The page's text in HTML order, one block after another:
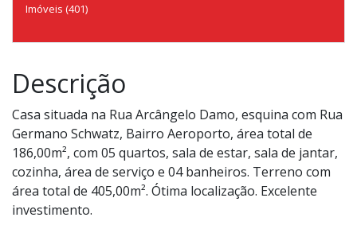
Imóveis (401)
Descrição
Casa situada na Rua Arcângelo Damo, esquina com Rua
Germano Schwatz, Bairro Aeroporto, área total de
186,00m², com 05 quartos, sala de estar, sala de jantar,
cozinha, área de serviço e 04 banheiros. Terreno com
área total de 405,00m². Ótima localização. Excelente
investimento.